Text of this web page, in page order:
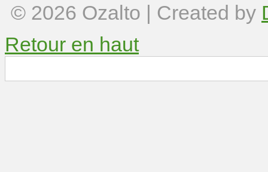
© 2026 Ozalto | Created by
Retour en haut